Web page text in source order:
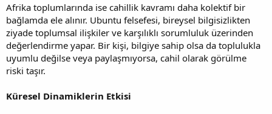
Afrika toplumlarında ise cahillik kavramı daha kolektif bir
bağlamda ele alınır. Ubuntu felsefesi, bireysel bilgisizlikten
ziyade toplumsal ilişkiler ve karşılıklı sorumluluk üzerinden
değerlendirme yapar. Bir kişi, bilgiye sahip olsa da toplulukla
uyumlu değilse veya paylaşmıyorsa, cahil olarak görülme
riski taşır.
Küresel Dinamiklerin Etkisi